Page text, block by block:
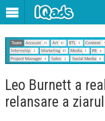
Leo Burnett a
relansare a